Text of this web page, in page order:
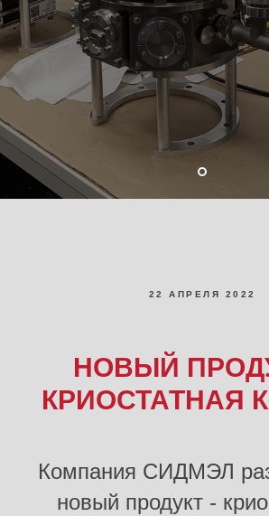
22 АПРЕЛЯ 2022
НОВЫЙ
КРИОСТАТНАЯ
Компания СИДМЭЛ
новый продукт -